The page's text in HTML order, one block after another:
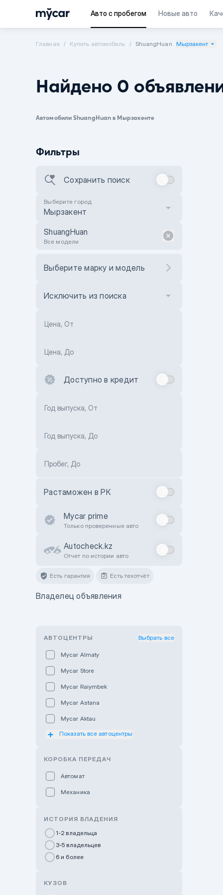
Авто с пробегом Новые авто
Главная Купить автомобиль ShuangHuan Мырзакент
Найдено 0
Автомобили ShuangHuan в Мырзакенте
Фильтры
Сохранить поиск
Выберите город
Мырзакент
ShuangHuan
Все модели
Выберите марку и модель
Исключить из поиска
Цена, От
Цена, До
Доступно в кредит
Год выпуска, От
Год выпуска, До
Пробег, До
Растаможен в РК
Mycar prime
Только проверенные авто
Autocheck.kz
Отчет по истории авто
Есть гарантия Есть техотчёт
Владелец объявления
АВТОЦЕНТРЫ Выбрать все
Mycar Almaty
Mycar Store
Mycar Raiymbek
Mycar Astana
Mycar Aktau
Mycar Uralsk
GWM Nurly Zhol
Chery Astana
Показать все автоцентры
КОРОБКА ПЕРЕДАЧ
Автомат
Механика
ИСТОРИЯ ВЛАДЕНИЯ
1-2 владельца
3-5 владельцев
6 и более
КУЗОВ